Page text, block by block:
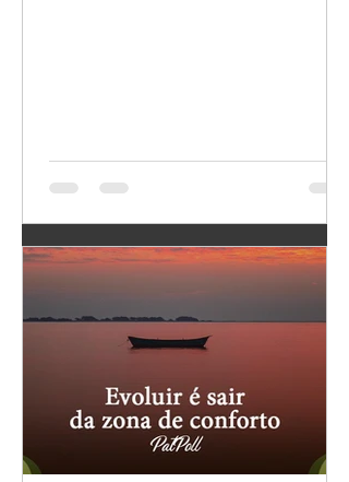
que trocar é básico
para colher melhores
frutos. O nosso
“tempo” aqui é
precioso demais para
perdermos co
que me machucou, do
que me irrita, do que
me distrai, do que
desconfio, do que
acho que não mereço;
se me nutro de
dúvidas, medos e